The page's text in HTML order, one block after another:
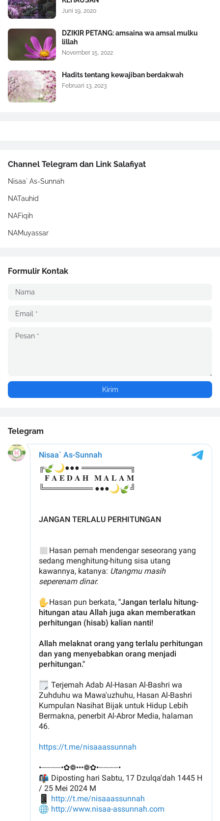
Juni 19, 2020
DZIKIR PETANG: amsaina wa amsal mulku
lillah
November 15, 2022
Hadits tentang kewajiban berdakwah
Februari 13, 2023
Channel Telegram dan Link Salafiyat
Nisaa` As-Sunnah
NATauhid
NAFiqih
NAMuyassar
Formulir Kontak
Telegram